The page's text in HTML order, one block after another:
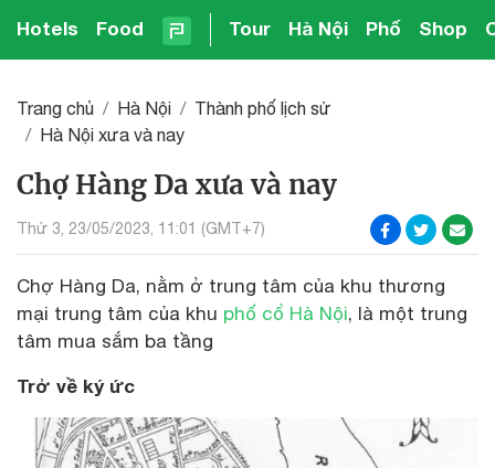
Hotels Food Tour Hà Nội Phố Shop
Trang chủ Hà Nội
Thành phố lịch sử
Hà Nội xưa và nay
Chợ Hàng Da xưa và nay
Thứ 3, 23/05/2023, 11:01 (GMT+7)
Chợ Hàng Da, nằm ở trung tâm của khu thương
mại trung tâm của khu phố cổ Hà Nội, là một trung
tâm mua sắm ba tầng
Trở về ký ức